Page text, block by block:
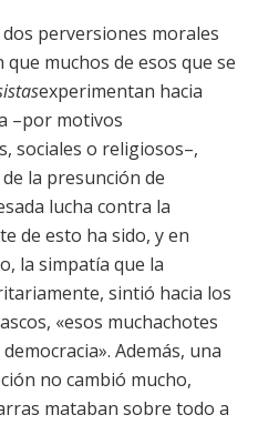
perversiones morales
muchos de esos que se
experimentan hacia
–por motivos
sociales o religiosos–,
la presunción de
lucha contra la
de esto ha sido, y en
la simpatía que la
sintió hacia los
«esos muchachotes
Además, una
no cambió mucho,
mataban sobre todo a